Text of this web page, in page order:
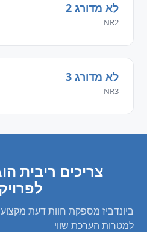
לא מדורג 2
NR2
לא מדורג 3
NR3
צריכים ריבית
ביונדביז מספקת חוות דעת
למטרות הערכת שווי